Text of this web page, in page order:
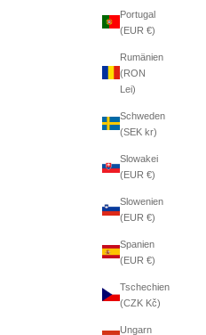
Portugal
(EUR €)
Rumänien
(RON
Lei)
Schweden
(SEK kr)
Slowakei
(EUR €)
Slowenien
(EUR €)
Spanien
(EUR €)
Tschechien
(CZK Kč)
Ungarn